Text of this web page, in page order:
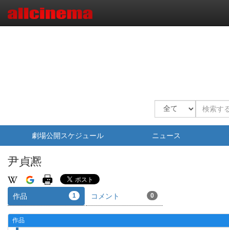
劇場公開スケジュール ニュース
尹貞凞
作品 1 コメント 0
作品